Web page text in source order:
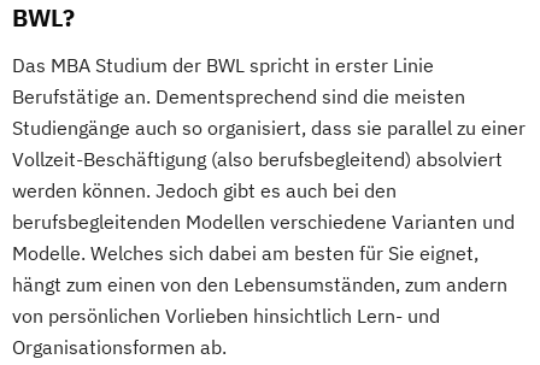
BWL?
Das MBA Studium der BWL spricht in erster Linie
Berufstätige an. Dementsprechend sind die meisten
Studiengänge auch so organisiert, dass sie parallel zu einer
Vollzeit-Beschäftigung (also berufsbegleitend) absolviert
werden können. Jedoch gibt es auch bei den
berufsbegleitenden Modellen verschiedene Varianten und
Modelle. Welches sich dabei am besten für Sie eignet,
hängt zum einen von den Lebensumständen, zum andern
von persönlichen Vorlieben hinsichtlich Lern- und
Organisationsformen ab.